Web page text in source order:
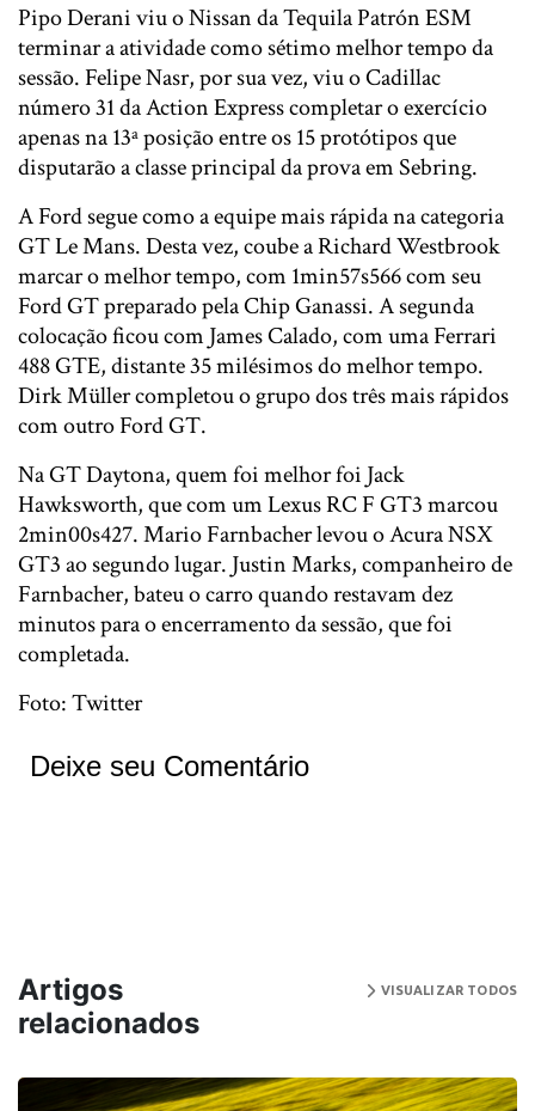
Pipo Derani viu o Nissan da Tequila Patrón ESM
terminar a atividade como sétimo melhor tempo da
sessão. Felipe Nasr, por sua vez, viu o Cadillac
número 31 da Action Express completar o exercício
apenas na 13ª posição entre os 15 protótipos que
disputarão a classe principal da prova em Sebring.
A Ford segue como a equipe mais rápida na categoria
GT Le Mans. Desta vez, coube a Richard Westbrook
marcar o melhor tempo, com 1min57s566 com seu
Ford GT preparado pela Chip Ganassi. A segunda
colocação ficou com James Calado, com uma Ferrari
488 GTE, distante 35 milésimos do melhor tempo.
Dirk Müller completou o grupo dos três mais rápidos
com outro Ford GT.
Na GT Daytona, quem foi melhor foi Jack
Hawksworth, que com um Lexus RC F GT3 marcou
2min00s427. Mario Farnbacher levou o Acura NSX
GT3 ao segundo lugar. Justin Marks, companheiro de
Farnbacher, bateu o carro quando restavam dez
minutos para o encerramento da sessão, que foi
completada.
Foto: Twitter
Deixe seu Comentário
Artigos
relacionados
VISUALIZAR TODOS